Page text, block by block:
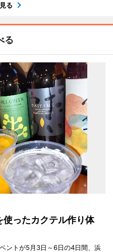
る
る
使ったカクテル作り体
ントが5月3日～6日の4日間、浜